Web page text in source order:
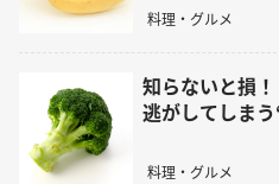
料理・グルメ
知らないと損
逃がしてしま
料理・グルメ